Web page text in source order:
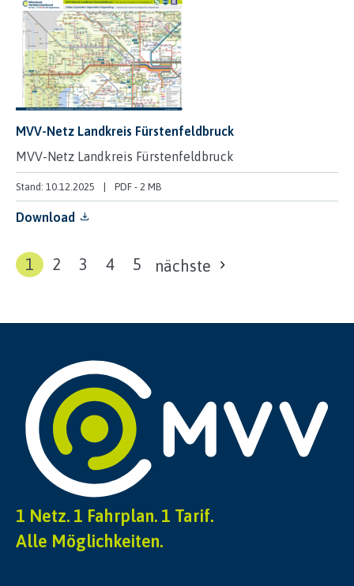
MVV-Netz Landkreis Fürstenfeldbruck
MVV-Netz Landkreis Fürstenfeldbruck
Stand: 10.12.2025 PDF - 2 MB
Download
1 2 3 4 5 nächste
1 Netz. 1 Fahrplan. 1 Tarif.
Alle Möglichkeiten.